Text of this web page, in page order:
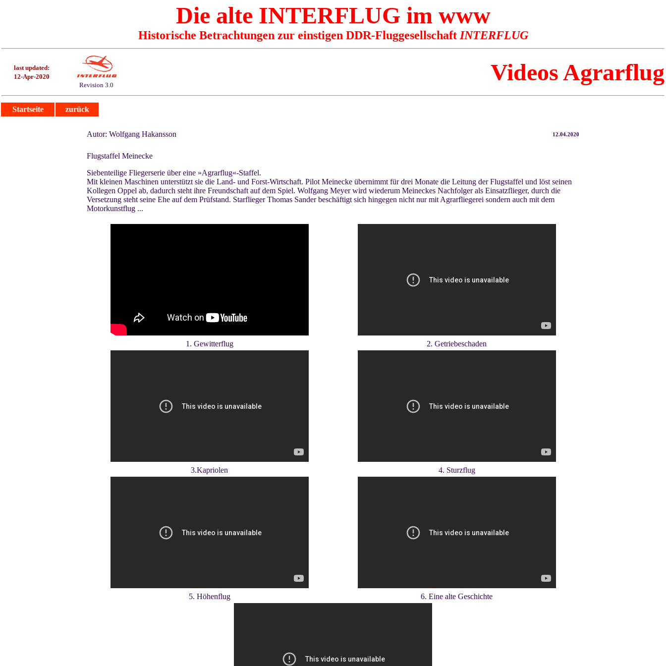
Die alte INTERFLUG im www
Historische Betrachtungen zur einstigen DDR-Fluggesellschaft INTERFLUG
last updated:
12-Apr-2020
Revision 3.0
Videos Agrarflug
Startseite zurück
Autor: Wolfgang Hakansson 12.04.2020
Flugstaffel Meinecke
Siebenteilige Fliegerserie über eine »Agrarflug«-Staffel.
Mit kleinen Maschinen unterstützt sie die Land- und Forst-Wirtschaft. Pilot Meinecke übernimmt für drei Monate die Leitung der Flugstaffel und löst seinen
Kollegen Oppel ab, dadurch steht ihre Freundschaft auf dem Spiel. Wolfgang Meyer wird wiederum Meineckes Nachfolger als Einsatzflieger, durch die
Versetzung steht seine Ehe auf dem Prüfstand. Starflieger Thomas Sander beschäftigt sich hingegen nicht nur mit Agrarfliegerei sondern auch mit dem
Motorkunstflug ...
1. Gewitterflug 2. Getriebeschaden
3.Kapriolen 4. Sturzflug
5. Höhenflug 6. Eine alte Geschichte